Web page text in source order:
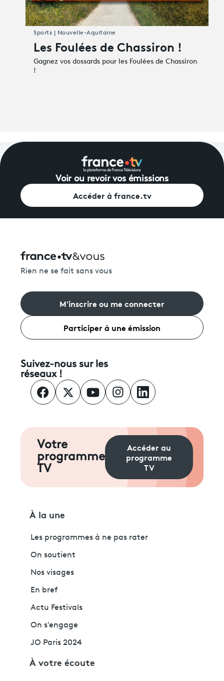
Les Foulées de Chassiron !
Gagnez vos dossards pour les Foulées de Chassiron
!
Sports | Nouvelle-Aquitaine
Voir ou revoir vos émissions
Accéder à france.tv
Rien ne se fait sans vous
M'inscrire ou me connecter
Participer à une émission
Suivez-nous sur les
réseaux !
Votre
programme
TV
Accéder au
programme
TV
À la une
Les programmes à ne pas rater
On soutient
Nos visages
En bref
Actu Festivals
On s'engage
JO Paris 2024
À votre écoute